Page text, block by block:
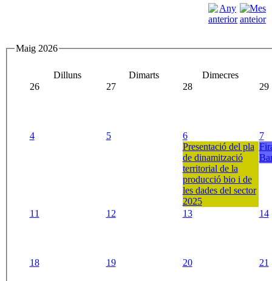
Maig 2026
Dilluns Dimarts
Dimecres
26
27 28 29
4 5
6
Presentació del pla
de dinamització
territorial de la
producció bio i de
les dades del sector
2025
7
11 12 13 14
18 19 20 21